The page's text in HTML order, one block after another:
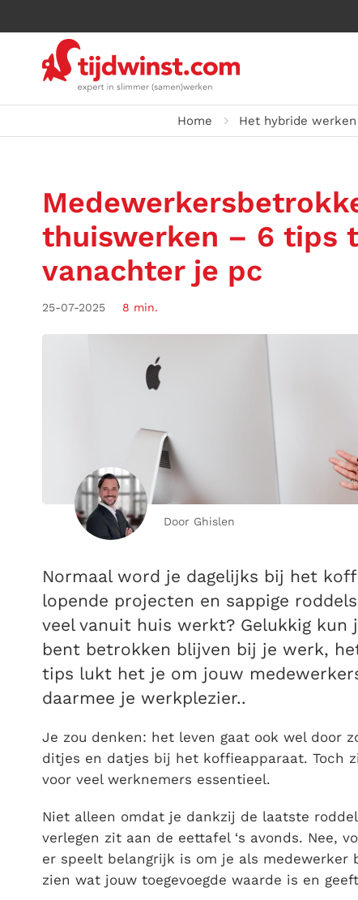
Home Het hybride werken
thuiswerken – 6 tips
vanachter je pc
25-07-2025 8 min.
Door Ghislen
Normaal word je dagelijks bij het
lopende projecten en sappige
veel vanuit huis werkt? Gelukkig
bent betrokken blijven bij je werk,
tips lukt het je om jouw
daarmee je werkplezier..
Je zou denken: het leven gaat ook wel door
ditjes en datjes bij het koffieapparaat. Toch
voor veel werknemers essentieel.
Niet alleen omdat je dankzij de laatste
verlegen zit aan de eettafel ‘s avonds. Nee,
er speelt belangrijk is om je als
zien wat jouw toegevoegde waarde is en